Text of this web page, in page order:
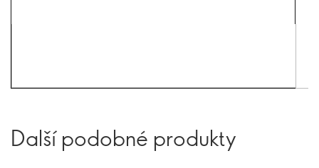
Další podobné produkty